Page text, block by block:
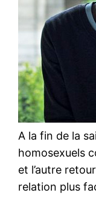
A la fin de la
homosexuels
et l’autre
relation plus